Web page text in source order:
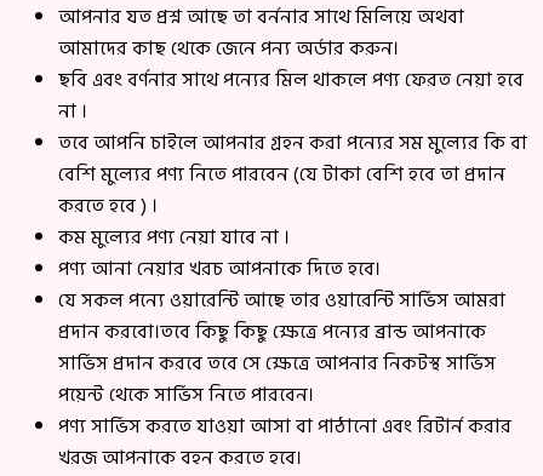
আপনার যত প্রশ্ন আছে তা বর্ননার সাথে মিলিয়ে অথবা
আমাদের কাছ থেকে জেনে পন্য অর্ডার করুন।
ছবি এবং বর্ণনার সাথে পন্যের মিল থাকলে পণ্য ফেরত নেয়া হবে
না ।
তবে আপনি চাইলে আপনার গ্রহন করা পন্যের সম মুল্যের কি বা
বেশি মুল্যের পণ্য নিতে পারবেন (যে টাকা বেশি হবে তা প্রদান
করতে হবে ) ।
কম মুল্যের পণ্য নেয়া যাবে না ।
পণ্য আনা নেয়ার খরচ আপনাকে দিতে হবে।
যে সকল পন্যে ওয়ারেন্টি আছে তার ওয়ারেন্টি সার্ভিস আমরা
প্রদান করবো।তবে কিছু কিছু ক্ষেত্রে পন্যের ব্রান্ড আপনাকে
সার্ভিস প্রদান করবে তবে সে ক্ষেত্রে আপনার নিকটস্থ সার্ভিস
পয়েন্ট থেকে সার্ভিস নিতে পারবেন।
পণ্য সার্ভিস করতে যাওয়া আসা বা পাঠানো এবং রিটার্ন করার
খরজ আপনাকে বহন করতে হবে।